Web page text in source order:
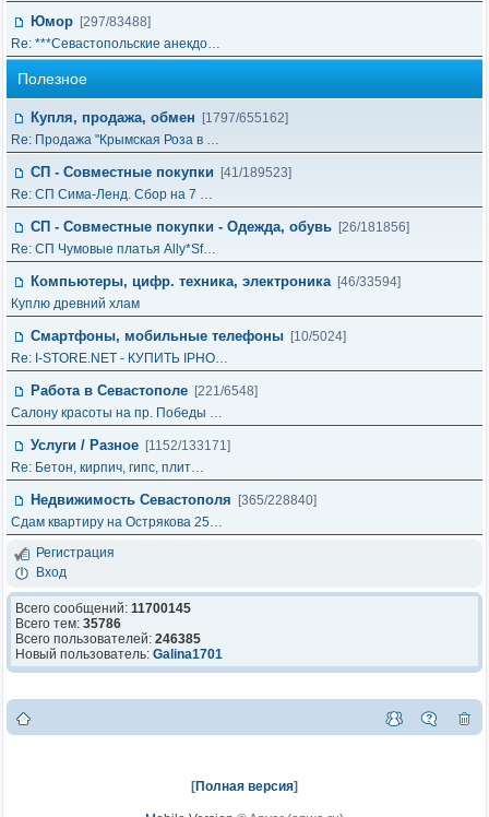
Юмор [297/83488]
Re: ***Севастопольские анекдо…
Полезное
Купля, продажа, обмен
[1797/655162]
Re: Продажа "Крымская Роза в …
СП - Совместные покупки
[41/189523]
Re: СП Сима-Ленд. Сбор на 7 …
СП - Совместные покупки - Одежда, обувь [26/181856]
Re: СП Чумовые платья Ally*Sf…
Компьютеры, цифр. техника, электроника [46/33594]
Куплю древний хлам
Смартфоны, мобильные телефоны [10/5024]
Re: I-STORE.NET - КУПИТЬ IPHO…
Работа в Севастополе [221/6548]
Салону красоты на пр. Победы …
Услуги / Разное [1152/133171]
Re: Бетон, кирпич, гипс, плит…
Недвижимость Севастополя
[365/228840]
Сдам квартиру на Острякова 25…
Регистрация
Вход
Всего сообщений: 11700145
Всего тем: 35786
Всего пользователей: 246385
Новый пользователь: Galina1701
[Полная версия]